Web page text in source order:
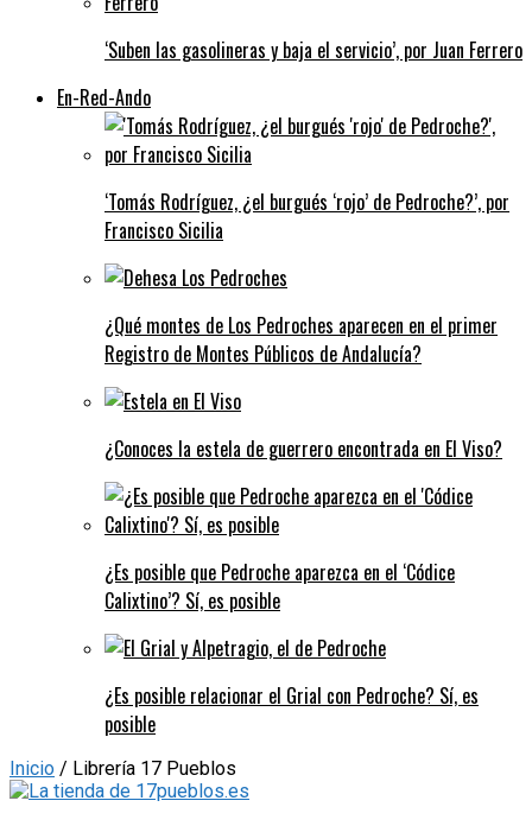
‘Suben las gasolineras y baja el servicio’, por Juan Ferrero
En-Red-Ando
‘Tomás Rodríguez, ¿el burgués ‘rojo’ de Pedroche?’, por
Francisco Sicilia
¿Qué montes de Los Pedroches aparecen en el primer
Registro de Montes Públicos de Andalucía?
¿Conoces la estela de guerrero encontrada en El Viso?
¿Es posible que Pedroche aparezca en el ‘Códice
Calixtino’? Sí, es posible
¿Es posible relacionar el Grial con Pedroche? Sí, es
posible
Inicio / Librería 17 Pueblos